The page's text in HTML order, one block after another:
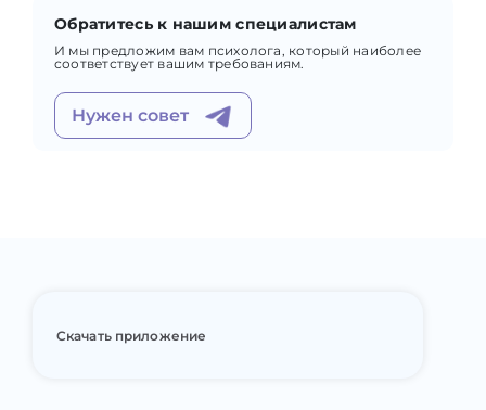
Обратитесь к нашим специалистам
И мы предложим вам психолога, который наиболее
соответствует вашим требованиям.
Нужен совет
Скачать приложение